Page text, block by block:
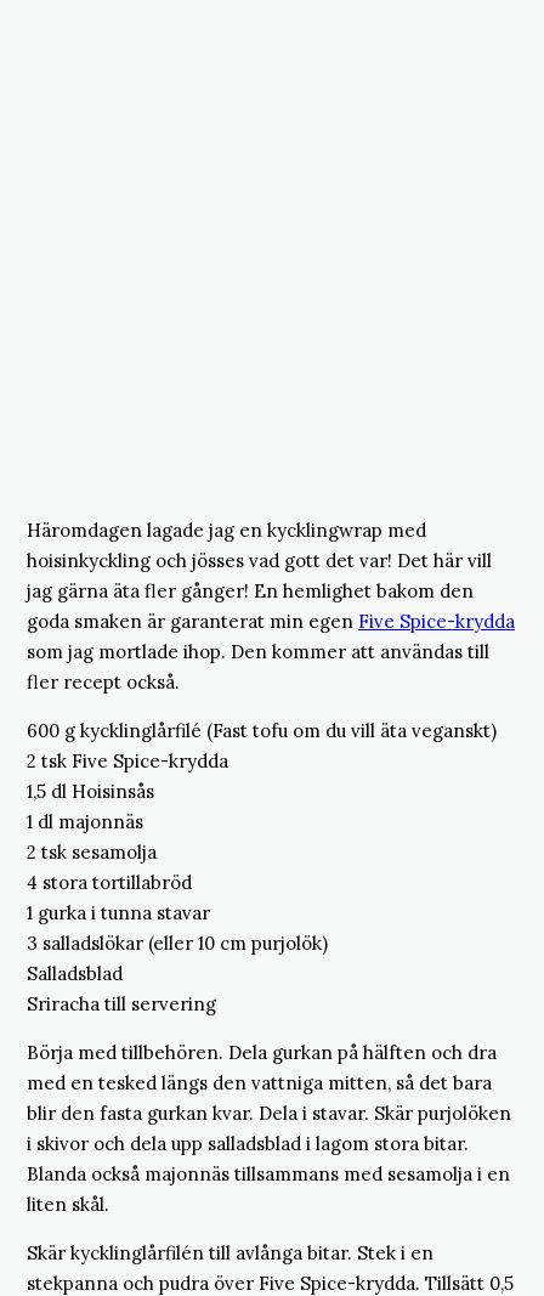
Häromdagen lagade jag en kycklingwrap med
hoisinkyckling och jösses vad gott det var! Det här vill
jag gärna äta fler gånger! En hemlighet bakom den
goda smaken är garanterat min egen Five Spice-krydda
som jag mortlade ihop. Den kommer att användas till
fler recept också.
600 g kycklinglårfilé (Fast tofu om du vill äta veganskt)
2 tsk Five Spice-krydda
1,5 dl Hoisinsås
1 dl majonnäs
2 tsk sesamolja
4 stora tortillabröd
1 gurka i tunna stavar
3 salladslökar (eller 10 cm purjolök)
Salladsblad
Sriracha till servering
Börja med tillbehören. Dela gurkan på hälften och dra
med en tesked längs den vattniga mitten, så det bara
blir den fasta gurkan kvar. Dela i stavar. Skär purjolöken
i skivor och dela upp salladsblad i lagom stora bitar.
Blanda också majonnäs tillsammans med sesamolja i en
liten skål.
Skär kycklinglårfilén till avlånga bitar. Stek i en
stekpanna och pudra över Five Spice-krydda. Tillsätt 0,5